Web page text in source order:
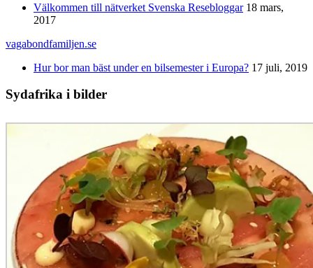
Välkommen till nätverket Svenska Resebloggar 18 mars,
2017
vagabondfamiljen.se
Hur bor man bäst under en bilsemester i Europa? 17 juli, 2019
Sydafrika i bilder